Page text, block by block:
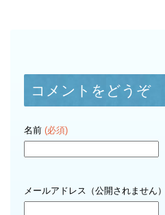
コメントをどうぞ
名前 (必須)
メールアドレス（公開されません）